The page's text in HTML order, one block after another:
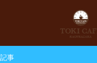
記事